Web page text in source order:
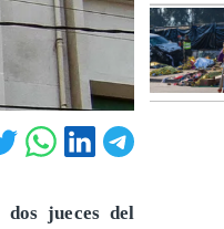
dos jueces del